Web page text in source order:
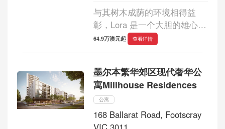
与其树木成荫的环境相得益
彰，Lora 是一个大胆的雄心实
现。它经过精心设计，充分利
用了著名的Bentleigh的餐饮、
落于此，展现出独特的魅
力。...
64.9万澳元起 查看详情
墨尔本繁华郊区现代奢华公
寓Millhouse Residences
公寓
168 Ballarat Road, Footscray